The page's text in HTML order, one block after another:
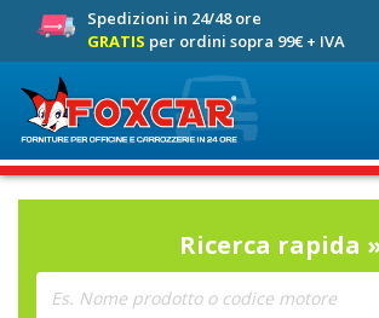
Spedizioni in 24/48 ore
GRATIS per ordini sopra 99€ + IVA
Ricerca rapida